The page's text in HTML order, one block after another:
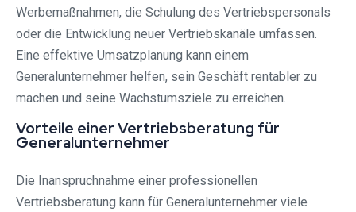
Werbemaßnahmen, die Schulung des Vertriebspersonals
oder die Entwicklung neuer Vertriebskanäle umfassen.
Eine effektive Umsatzplanung kann einem
Generalunternehmer helfen, sein Geschäft rentabler zu
machen und seine Wachstumsziele zu erreichen.
Vorteile einer Vertriebsberatung für
Generalunternehmer
Die Inanspruchnahme einer professionellen
Vertriebsberatung kann für Generalunternehmer viele